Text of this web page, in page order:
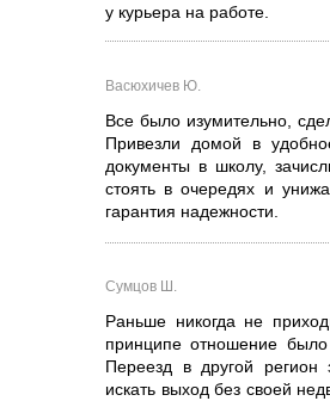
у курьера на работе.
Васюхичев Ю.
Все было изумительно,
Привезли домой в
документы в школу,
стоять в очередях и
гарантия надежности.
Сумцов Ш.
Раньше никогда не
принципе отношение
Переезд в другой регион
искать выход без своей